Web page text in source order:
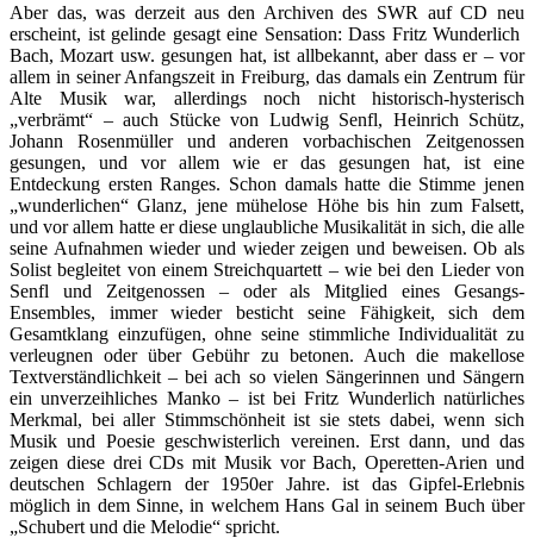
Aber das, was derzeit aus den Archiven des SWR auf CD neu
erscheint, ist gelinde gesagt eine Sensation: Dass Fritz Wunderlich
Bach, Mozart usw. gesungen hat, ist allbekannt, aber dass er – vor
allem in seiner Anfangszeit in Freiburg, das damals ein Zentrum für
Alte Musik war, allerdings noch nicht historisch-hysterisch
„verbrämt“ – auch Stücke von Ludwig Senfl, Heinrich Schütz,
Johann Rosenmüller und anderen vorbachischen Zeitgenossen
gesungen, und vor allem wie er das gesungen hat, ist eine
Entdeckung ersten Ranges. Schon damals hatte die Stimme jenen
„wunderlichen“ Glanz, jene mühelose Höhe bis hin zum Falsett,
und vor allem hatte er diese unglaubliche Musikalität in sich, die alle
seine Aufnahmen wieder und wieder zeigen und beweisen. Ob als
Solist begleitet von einem Streichquartett – wie bei den Lieder von
Senfl und Zeitgenossen – oder als Mitglied eines Gesangs-
Ensembles, immer wieder besticht seine Fähigkeit, sich dem
Gesamtklang einzufügen, ohne seine stimmliche Individualität zu
verleugnen oder über Gebühr zu betonen. Auch die makellose
Textverständlichkeit – bei ach so vielen Sängerinnen und Sängern
ein unverzeihliches Manko – ist bei Fritz Wunderlich natürliches
Merkmal, bei aller Stimmschönheit ist sie stets dabei, wenn sich
Musik und Poesie geschwisterlich vereinen. Erst dann, und das
zeigen diese drei CDs mit Musik vor Bach, Operetten-Arien und
deutschen Schlagern der 1950er Jahre. ist das Gipfel-Erlebnis
möglich in dem Sinne, in welchem Hans Gal in seinem Buch über
„Schubert und die Melodie“ spricht.